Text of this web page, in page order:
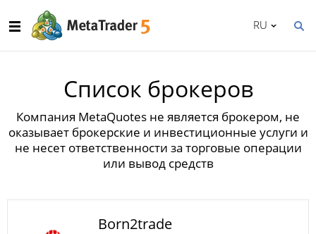
RU
Список брокеров
Компания MetaQuotes не является брокером, не
оказывает брокерские и инвестиционные услуги и
не несет ответственности за торговые операции
или вывод средств
Born2trade